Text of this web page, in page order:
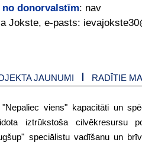
donorvalstīm: nav
Jokste, e-pasts:
JAUNUMI RADĪTIE
viens" kapacitāti un
iztrūkstoša cilvēkresursu
speciālistu vadīšanu un